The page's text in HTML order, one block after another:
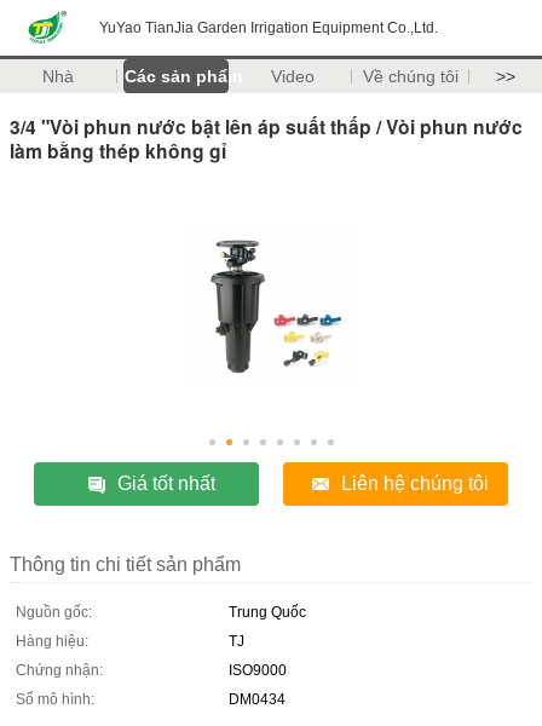
YuYao TianJia Garden Irrigation Equipment Co.,Ltd.
Nhà Các sản phẩm Video Về chúng tôi >>
3/4 "Vòi phun nước bật lên áp suất thấp / Vòi phun nước
làm bằng thép không gỉ
Giá tốt nhất Liên hệ chúng tôi
Thông tin chi tiết sản phẩm
Nguồn gốc:
Trung Quốc
Hàng hiệu:
TJ
Chứng nhận:
ISO9000
Số mô hình:
DM0434